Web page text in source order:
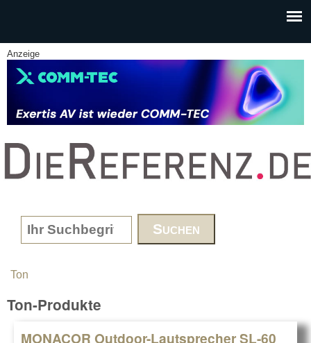
Anzeige
www.DieReferenz.de
Search form
You are here
Ton
Ton-Produkte
MONACOR Outdoor-Lautsprecher SL-60